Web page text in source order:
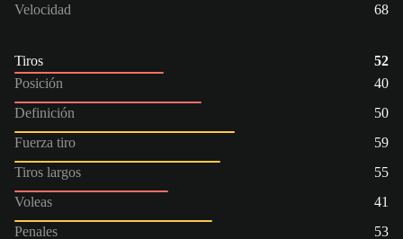
Velocidad
68
Tiros
52
Posición
40
Definición
50
Fuerza tiro
59
Tiros largos
55
Voleas
41
Penales
53